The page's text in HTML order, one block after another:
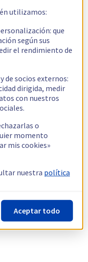
utilizamos:
que
según sus
el rendimiento de
de socios externos:
dirigida, medir
con nuestros
o
momento
mis cookies»
nuestra política
Aceptar todo